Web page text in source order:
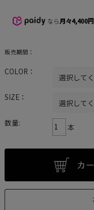
なら月々4,400円
販売期間：
COLOR：
SIZE：
数量: 本